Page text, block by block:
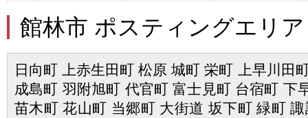
館林市 ポスティングエリア
日向町 上赤生田町 松原 城町 栄町 上早川田
成島町 羽附旭町 代官町 富士見町 台宿町 下
苗木町 花山町 当郷町 大街道 坂下町 緑町